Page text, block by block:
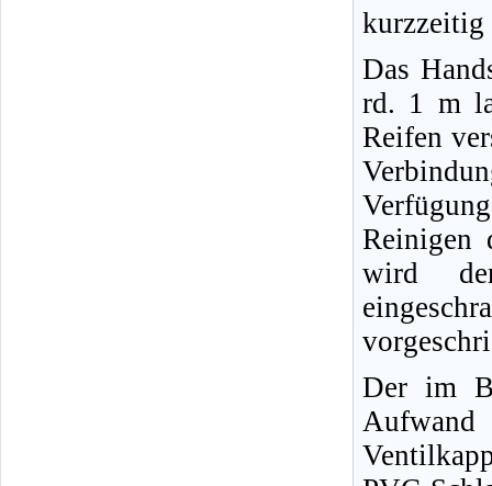
kurzzeitig
Das
rd. 1 m
Reifen
Reinigen
wird
Der im